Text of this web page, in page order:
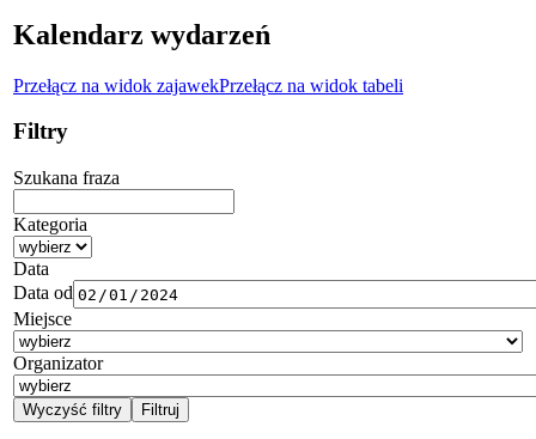
Kalendarz wydarzeń
Przełącz na widok zajawekPrzełącz na widok tabeli
Filtry
Szukana fraza
Kategoria
Data
Data od
Miejsce
Organizator